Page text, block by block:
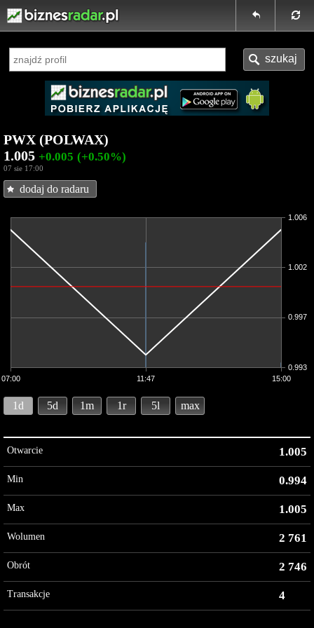
PWX (POLWAX)
1.005 +0.005 (+0.50%)
07 sie 17:00
dodaj do radaru
07:00 11:47 15:00
0.993
0.997
1.002
1.006
1d 5d 1m 1r 5l max
Otwarcie 1.005
Min 0.994
Max 1.005
Wolumen 2 761
Obrót 2 746
Transakcje 4